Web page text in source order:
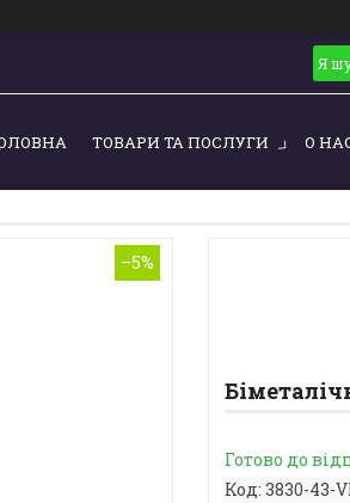
ТОВАРИ ТА ПОСЛУГИ О
–5%
Готово до
Код: 3830-43-